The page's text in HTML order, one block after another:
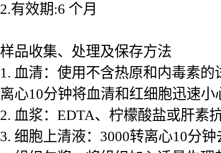
2.有效期:6 个月
样品收集、处理及保存方法
1. 血清：使用不含热原和内毒素
离心10分钟将血清和红细胞迅速小
2. 血浆：EDTA、柠檬酸盐或肝素
3. 细胞上清液：3000转离心10分